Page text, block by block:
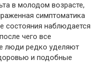
в молодом возрасте,
симптоматика
состояния наблюдается
чего все
люди редко уделяют
и подобные